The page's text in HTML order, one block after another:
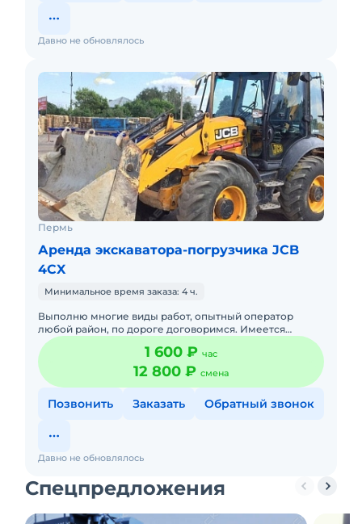
Давно не обновлялось
Пермь
Аренда экскаватора-погрузчика JCB
4CX
Минимальное время заказа: 4 ч.
Выполню многие виды работ, опытный оператор
любой район, по дороге договоримся. Имеется
гидроклин, ямобур 250, 300, 350 мм. Ковш 45,60 см.
максимальная глубина1 600 ₽ час
12 800 ₽ смена
Позвонить Заказать Обратный звонок
Давно не обновлялось
Спецпредложения